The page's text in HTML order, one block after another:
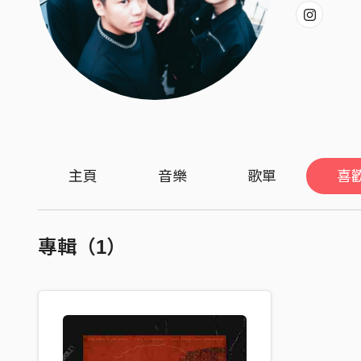
主頁 音樂 歌單 喜
專輯（1）